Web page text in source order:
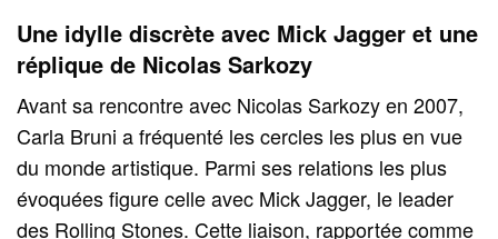
Une idylle discrète avec Mick Jagger et une
réplique de Nicolas Sarkozy
Avant sa rencontre avec Nicolas Sarkozy en 2007,
Carla Bruni a fréquenté les cercles les plus en vue
du monde artistique. Parmi ses relations les plus
évoquées figure celle avec Mick Jagger, le leader
des Rolling Stones. Cette liaison, rapportée comme